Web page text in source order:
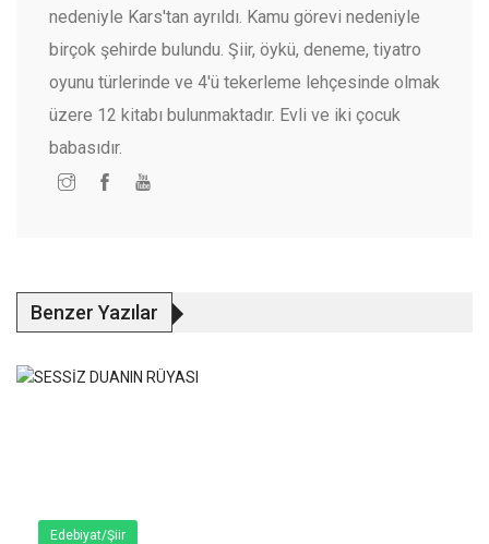
nedeniyle Kars'tan ayrıldı. Kamu görevi nedeniyle
birçok şehirde bulundu. Şiir, öykü, deneme, tiyatro
oyunu türlerinde ve 4'ü tekerleme lehçesinde olmak
üzere 12 kitabı bulunmaktadır. Evli ve iki çocuk
babasıdır.
Benzer Yazılar
Edebiyat/Şiir